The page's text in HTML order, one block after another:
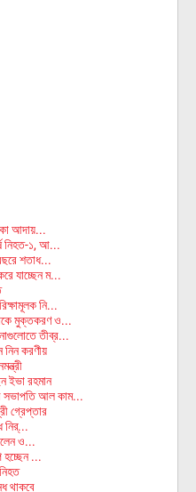
আদায়...
নিহত-১, আ...
শতাধ...
যাচ্ছেন ম...
নি...
মুক্তকরণ ও...
তীব্র...
নিন করণীয়
ইভা রহমান
সভাপতি আল কাম...
গ্রেপ্তার
নির্...
ও...
হচ্ছেন ...
থাকবে